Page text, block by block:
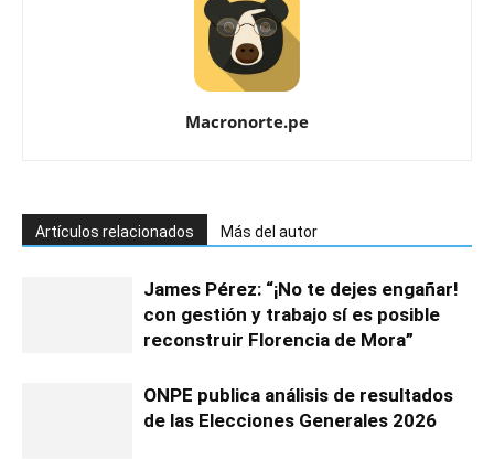
Macronorte.pe
Artículos relacionados Más del autor
James Pérez: “¡No te dejes engañar!
con gestión y trabajo sí es posible
reconstruir Florencia de Mora”
ONPE publica análisis de resultados
de las Elecciones Generales 2026